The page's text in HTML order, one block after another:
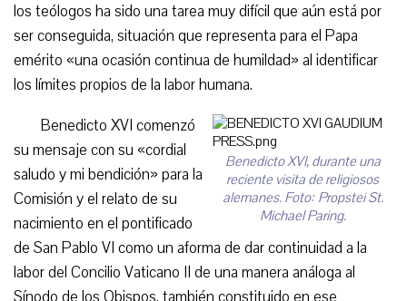
los teólogos ha sido una tarea muy difícil que aún está por
ser conseguida, situación que representa para el Papa
emérito «una ocasión continua de humildad» al identificar
los límites propios de la labor humana.
Benedicto XVI, durante una
reciente visita de religiosos
alemanes. Foto: Propstei St.
Michael Paring.
Benedicto XVI comenzó
su mensaje con su «cordial
saludo y mi bendición» para la
Comisión y el relato de su
nacimiento en el pontificado
de San Pablo VI como un aforma de dar continuidad a la
labor del Concilio Vaticano II de una manera análoga al